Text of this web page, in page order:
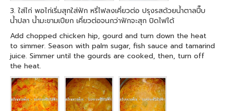
3. ใส่ไก่ พอไก่เริ่มสุกใส่ฟัก หรี่ไฟลงเคี่ยวต่อ ปรุงรสด้วยน้ำตาลปี๊บ
น้ำปลา น้ำมะขามเปียก เคี่ยวต่อจนกว่าฟักจะสุก ปิดไฟได้
Add chopped chicken hip, gourd and turn down the heat
to simmer. Season with palm sugar, fish sauce and tamarind
juice. Simmer until the gourds are cooked, then, turn off
the heat.